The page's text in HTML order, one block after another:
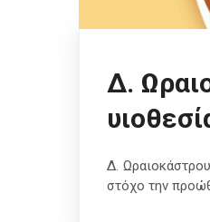
Δ.
Δ.
στόχο την